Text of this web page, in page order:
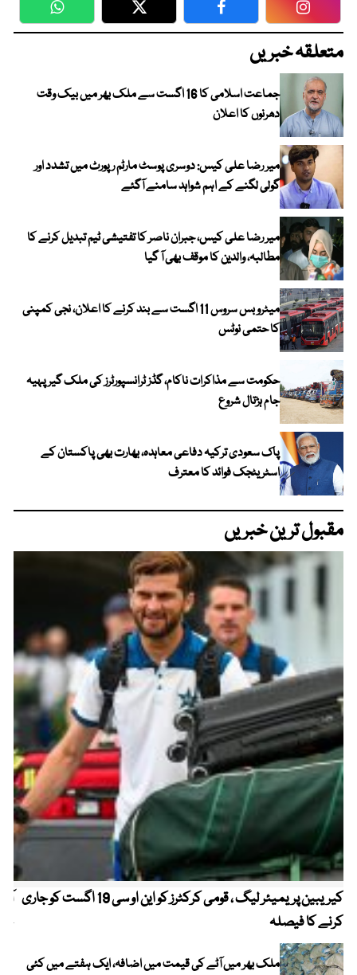
WhatsApp Twitter Facebook
متعلقہ خبریں
جماعت اسلامی کا 16 اگست سے ملک بھر میں بیک وقت
دھرنوں کا اعلان
میر رضا علی کیس: دوسری پوسٹ مارٹم رپورٹ میں تشدد اور
گولی لگنے کے اہم شواہد سامنے آگئے
میر رضا علی کیس، جبران ناصر کا تفتیشی ٹیم تبدیل کرنے کا
مطالبہ، والدین کا موقف بھی آ گیا
میٹرو بس سروس 11 اگست سے بند کرنے کا اعلان، نجی کمپنی
کا حتمی نوٹس
حکومت سے مذاکرات ناکام، گڈز ٹرانسپورٹرز کی ملک گیر پہیہ
جام ہڑتال شروع
پاک سعودی ترکیہ دفاعی معاہدہ، بھارت بھی پاکستان کے
اسٹریٹجک فوائد کا معترف
مقبول ترین خبریں
کیریبین پریمیئر لیگ ، قومی کرکٹرز کو این او سی 19 اگست کو جاری
کرنے کا فیصلہ
ملک بھر میں آٹے کی قیمت میں اضافہ، ایک ہفتے میں کئی